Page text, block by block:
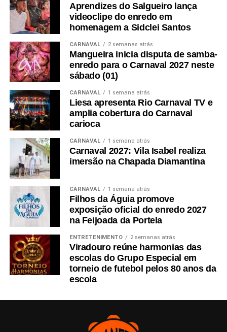
Aprendizes do Salgueiro lança
videoclipe do enredo em
homenagem a Sidclei Santos
CARNAVAL 2 semanas atrás
Mangueira inicia disputa de samba-
enredo para o Carnaval 2027 neste
sábado (01)
CARNAVAL 1 semana atrás
Liesa apresenta Rio Carnaval TV e
amplia cobertura do Carnaval
carioca
CARNAVAL 1 semana atrás
Carnaval 2027: Vila Isabel realiza
imersão na Chapada Diamantina
CARNAVAL 1 semana atrás
Filhos da Águia promove
exposição oficial do enredo 2027
na Feijoada da Portela
ENTRETENIMENTO 2 semanas atrás
Viradouro reúne harmonias das
escolas do Grupo Especial em
torneio de futebol pelos 80 anos da
escola